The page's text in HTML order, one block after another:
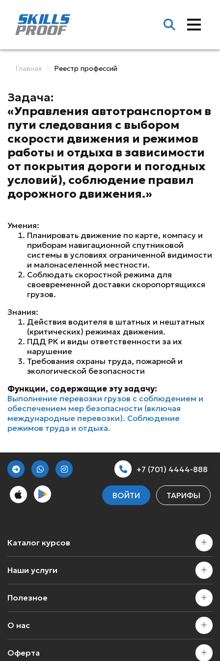
Главная Реестр профессий
Задача:
«Управления автотранспортом в
пути следования с выбором
скорости движения и режимов
работы и отдыха в зависимости
от покрытия дороги и погодных
условий), соблюдение правил
дорожного движения.»
Умения:
Планировать движение по карте, компасу и
приборам навигационной спутниковой
системы в условиях ограниченной видимости
и малонаселенной местности.
Соблюдать скоростной режима для
своевременной доставки скоропортящихся
грузов.
Знания:
Действия водителя в штатных и нештатных
(критических) режимах движения.
ПДД РК и виды ответственности за их
нарушение
Требования охраны труда, пожарной и
экологической безопасности
Функции, содержащие эту задачу:
Выполнение перевозки грузов с соблюдением и
обеспечением мер безопасности (включая
международные перевозки). Соблюдение
режимов труда и отдыха.
+7 (701) 4444-888
ВОЙТИ ТАРИФЫ
Каталог курсов
Наши услуги
Полезное
О нас
Оферта